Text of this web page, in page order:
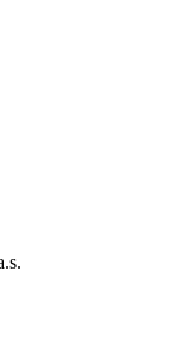
nápoje místní
vstupem do moře
promenádou.
na pláži (pouze
za poplatek),
lukostřelba,
rámci animačních
sporty na pláži.